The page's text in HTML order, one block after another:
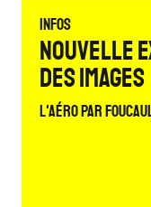
Infos
Nouvelle
des images
L'Aéro par